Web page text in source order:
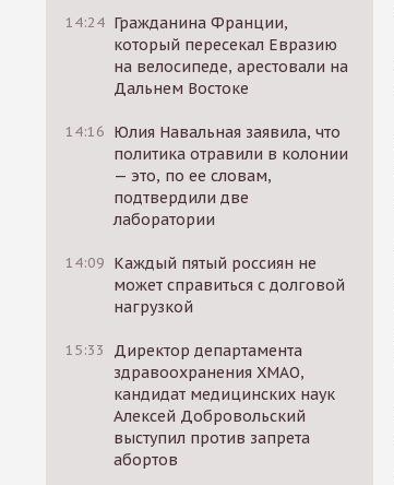
14:24 Гражданина Франции,
который пересекал Евразию
на велосипеде, арестовали на
Дальнем Востоке
14:16 Юлия Навальная заявила, что
политика отравили в колонии
— это, по ее словам,
подтвердили две
лаборатории
14:09 Каждый пятый россиян не
может справиться с долговой
нагрузкой
15:33
Директор департамента
здравоохранения ХМАО,
кандидат медицинских наук
Алексей Добровольский
выступил против запрета
абортов